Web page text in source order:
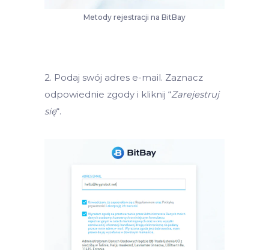
Metody rejestracji na BitBay
2. Podaj swój adres e-mail. Zaznacz
odpowiednie zgody i kliknij “Zarejestruj
się“.